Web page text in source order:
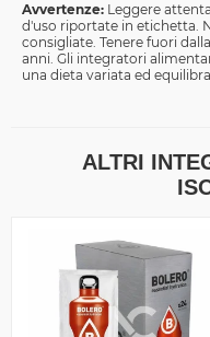
Avvertenze: Leggere
d'uso riportate in etichetta.
consigliate. Tenere fuori
anni. Gli integratori
una dieta variata ed
ALTRI